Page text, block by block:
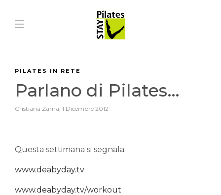
PILATES IN RETE
Parlano di Pilates…
Cristiana Zama, 1 Dicembre 2012
Questa settimana si segnala:
www.deabyday.tv
www.deabyday.tv/workout